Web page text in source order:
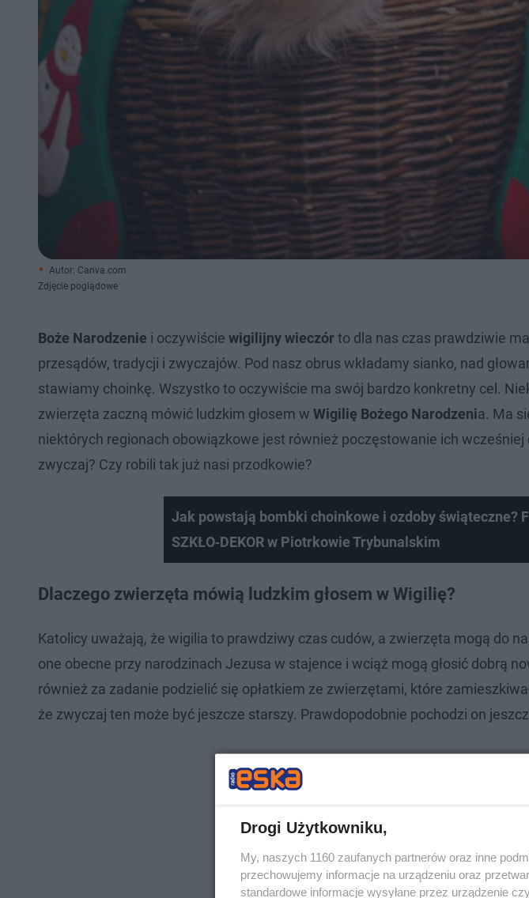
Autor: Canva.com
Zdjęcie poglądowe
Boże Narodzenie i oczywiście wigilijny wieczór to dla nas czas prawdziwie
przesądów, tradycji i zwyczajów. Pod nasz obrus wkładamy sianko, nad
stawiamy choinkę. Wszystko to oczywiście ma swój bardzo konkretny cel.
zwierzęta zaczną mówić ludzkim głosem w Wigilię Bożego Narodzenia. Ma
niektórych regionach obowiązkowe jest również poczęstowanie ich wcześniej
zwyczaj? Czy robili tak już nasi przodkowie?
Jak powstają bombki choinkowe i ozdoby świąteczne?
SZKŁO‑DEKOR w Piotrkowie Trybunalskim
Dlaczego zwierzęta mówią ludzkim głosem w Wigilię?
Katolicy uważają, że wigilia to prawdziwy czas cudów, a zwierzęta mogą do
one obecne przy narodzinach Jezusa w stajence i wciąż mogą głosić dobrą
również za zadanie podzielić się opłatkiem ze zwierzętami, które
że zwyczaj ten może być jeszcze starszy. Prawdopodobnie pochodzi on
Drogi Użytkowniku,
My, naszych 1160 zaufanych partnerów oraz inne
przechowujemy informacje na urządzeniu oraz
standardowe informacje wysyłane przez urządzenie